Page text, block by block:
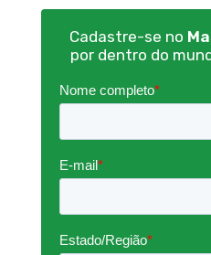
Cadastre-se no
por dentro do